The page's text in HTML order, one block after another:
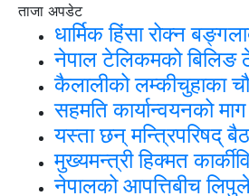
ताजा अपडेट
धार्मिक हिंसा रोक्न
नेपाल टेलिकमको बिलिङ
कैलालीको लम्कीचुहाका
सहमति कार्यान्वयनको माग
यस्ता छन् मन्त्रिपरिषद्
मुख्यमन्त्री हिक्मत
नेपालको आपत्तिबीच